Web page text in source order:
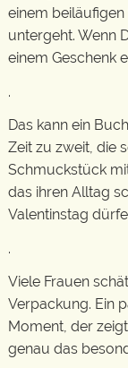
einem beiläufigen
untergeht. Wenn
einem Geschenk
.
Das kann ein
Zeit zu zweit, die
Schmuckstück
das ihren Alltag
Valentinstag
.
Viele Frauen
Verpackung. Ein
Moment, der
genau das